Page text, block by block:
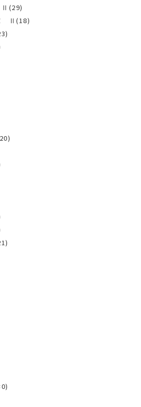
Ⅱ(29)
Ⅱ(18)